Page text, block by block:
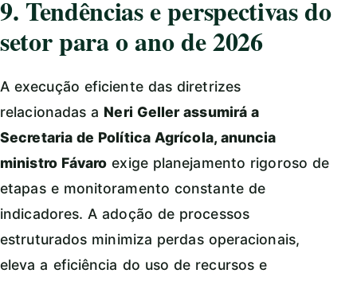
9. Tendências e perspectivas do
setor para o ano de 2026
A execução eficiente das diretrizes
relacionadas a Neri Geller assumirá a
Secretaria de Política Agrícola, anuncia
ministro Fávaro exige planejamento rigoroso de
etapas e monitoramento constante de
indicadores. A adoção de processos
estruturados minimiza perdas operacionais,
eleva a eficiência do uso de recursos e